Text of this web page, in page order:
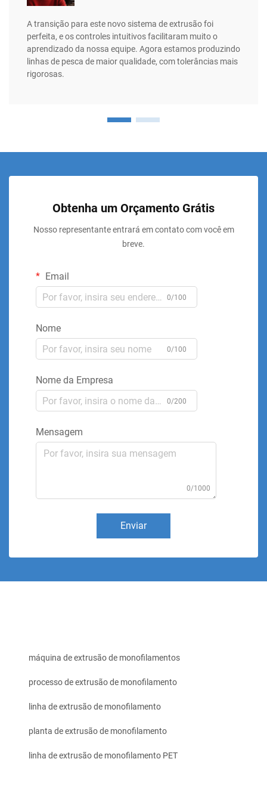
A transição para este novo sistema de extrusão foi
perfeita, e os controles intuitivos facilitaram muito o
aprendizado da nossa equipe. Agora estamos produzindo
linhas de pesca de maior qualidade, com tolerâncias mais
rigorosas.
Obtenha um Orçamento Grátis
Nosso representante entrará em contato com você em
breve.
Email
0/100
Nome
0/100
Nome da Empresa
0/200
Mensagem
0/1000
Enviar
máquina de extrusão de monofilamentos
processo de extrusão de monofilamento
linha de extrusão de monofilamento
planta de extrusão de monofilamento
linha de extrusão de monofilamento PET